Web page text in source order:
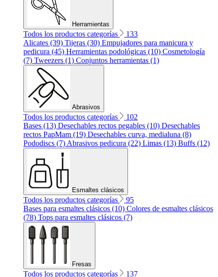
Herramientas
Todos los productos categorías
133
Alicates (39) Tijeras (30) Empujadores para manicura y
pedicura (45) Herramientas podológicas (10) Cosmetología
(7) Tweezers (1) Conjuntos herramientas (1)
Abrasivos
Todos los productos categorías
102
Bases (13) Desechables rectos pegables (10) Desechables
rectos PapMam (19) Desechables curva, medialuna (8)
Pododiscs (7) Abrasivos pedicura (22) Limas (13) Buffs (12)
Esmaltes clásicos
Todos los productos categorías
95
Bases para esmaltes clásicos (10) Colores de esmaltes clásicos
(78) Tops para esmaltes clásicos (7)
Fresas
Todos los productos categorías
137